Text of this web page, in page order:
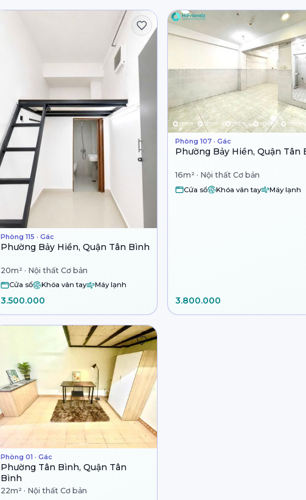
Phòng 115 · Gác
Phường Bảy Hiền, Quận Tân Bình
20m² · Nội thất Cơ bản
Cửa sổ Khóa vân tay Máy lạnh
3.500.000
Phòng 107 · Gác
Phường Bảy Hiền, Quận Tân
16m² · Nội thất Cơ bản
Cửa sổ Khóa vân tay Máy lạnh
3.800.000
Phòng 01 · Gác
Phường Tân Bình, Quận Tân
Bình
22m² · Nội thất Cơ bản